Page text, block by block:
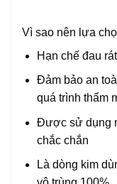
Vì sao nên lựa
Hạn chế đau
Đảm bảo an
quá trình thẩm
Được sử dụng
chắc chắn
Là dòng kim